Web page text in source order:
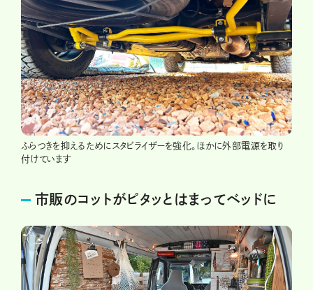
ふらつきを抑えるためにスタビライザーを強化。ほかに外部電源を取り
付けています
市販のコットがピタッとはまってベッドに